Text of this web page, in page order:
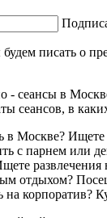
писать о
- сеансы в
сеансов, в
в Москве? Ищете
с парнем или
отдыхом?
на корпоратив?